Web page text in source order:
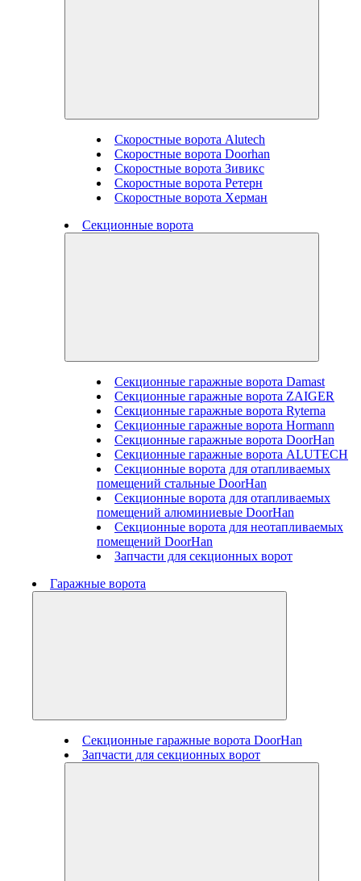
Скоростные ворота Alutech
Скоростные ворота Doorhan
Скоростные ворота Зивикс
Скоростные ворота Ретерн
Скоростные ворота Херман
Секционные ворота
Секционные гаражные ворота Damast
Секционные гаражные ворота ZAIGER
Секционные гаражные ворота Ryterna
Секционные гаражные ворота Hormann
Секционные гаражные ворота DoorHan
Секционные гаражные ворота ALUTECH
Секционные ворота для отапливаемых
помещений стальные DoorHan
Секционные ворота для отапливаемых
помещений алюминиевые DoorHan
Секционные ворота для неотапливаемых
помещений DoorHan
Запчасти для секционных ворот
Гаражные ворота
Секционные гаражные ворота DoorHan
Запчасти для секционных ворот